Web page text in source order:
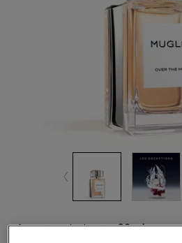
formato selezionato:80 ml